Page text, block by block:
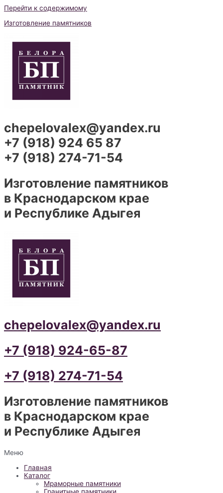
Перейти к содержимому
Изготовление памятников
chepelovalex@yandex.ru
+7 (918) 924 65 87
+7 (918) 274-71-54
Изготовление памятников
в Краснодарском крае
и Республике Адыгея
chepelovalex@yandex.ru
+7 (918) 924-65-87
+7 (918) 274-71-54
Изготовление памятников
в Краснодарском крае
и Республике Адыгея
Меню
Главная
Каталог
Мраморные памятники